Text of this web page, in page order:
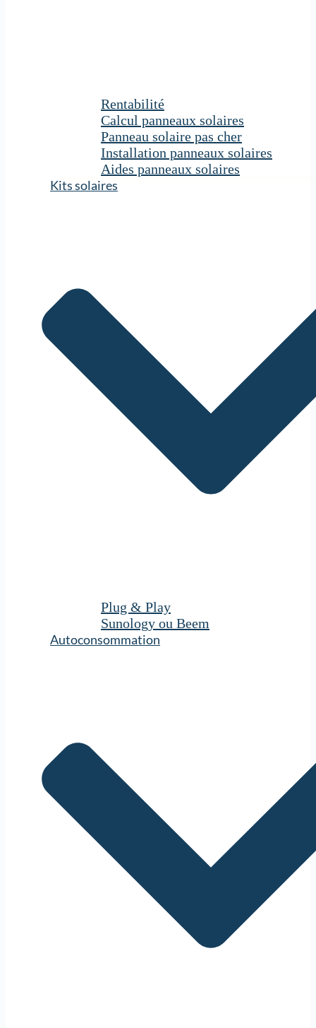
Rentabilité
Calcul panneaux solaires
Panneau solaire pas cher
Installation panneaux solaires
Aides panneaux solaires
Kits solaires
Plug & Play
Sunology ou Beem
Autoconsommation